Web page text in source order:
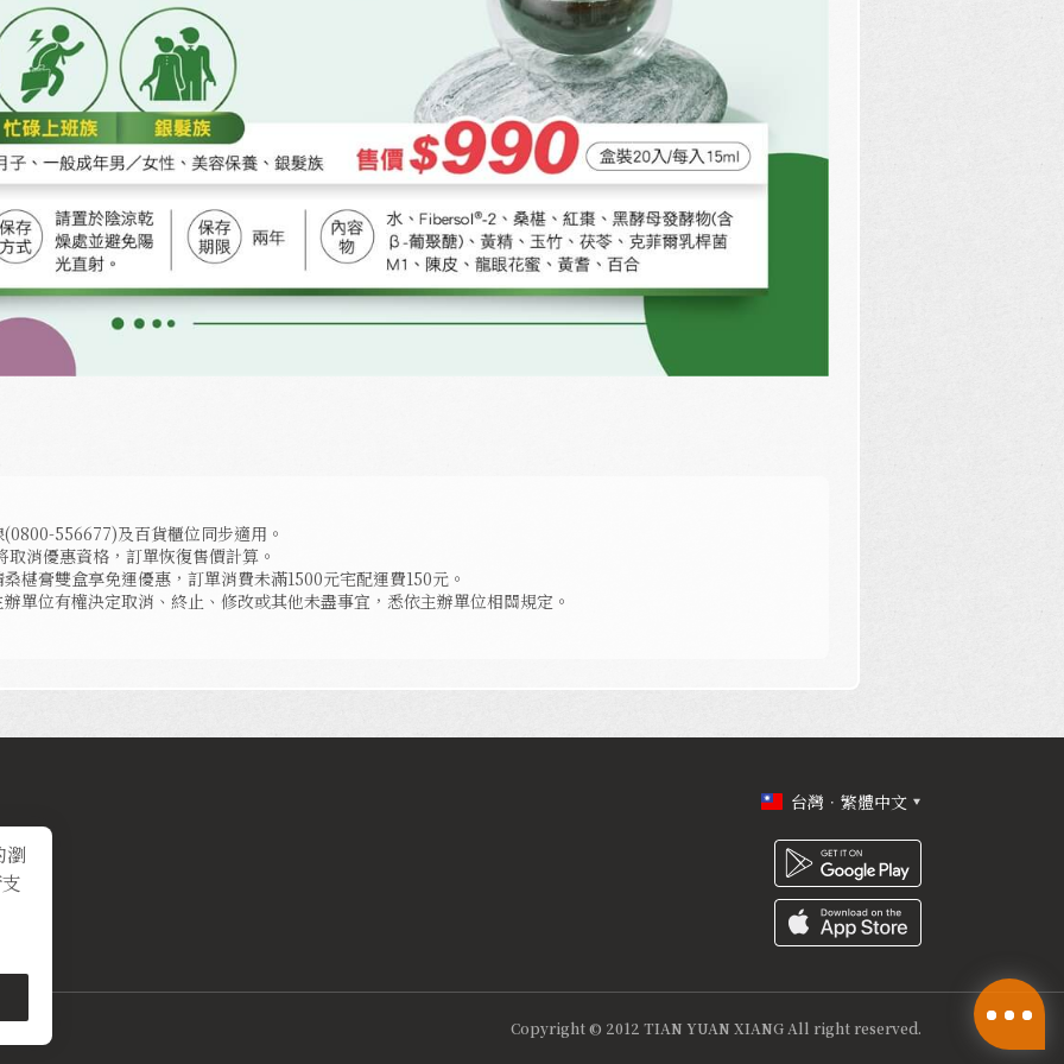
瀏
556677)及百貨櫃位同步適用。
消優惠資格，訂單恢復售價計算。
椹膏雙盒享免運優惠，訂單消費未滿1500元宅配運費150元。
單位有權決定取消、終止、修改或其他未盡事宜，悉依主辦單位相關規定。
台灣．繁體中文
Copyright © 2012 TIAN YUAN XIANG All right reserved.